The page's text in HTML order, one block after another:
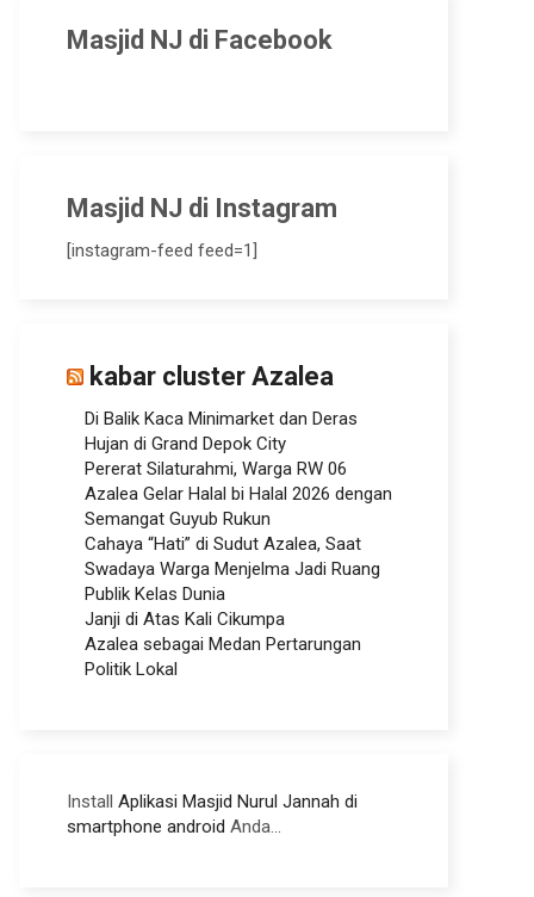
Masjid NJ di Facebook
Masjid NJ di Instagram
[instagram-feed feed=1]
kabar cluster Azalea
Di Balik Kaca Minimarket dan Deras
Hujan di Grand Depok City
Pererat Silaturahmi, Warga RW 06
Azalea Gelar Halal bi Halal 2026 dengan
Semangat Guyub Rukun
Cahaya “Hati” di Sudut Azalea, Saat
Swadaya Warga Menjelma Jadi Ruang
Publik Kelas Dunia
Janji di Atas Kali Cikumpa
Azalea sebagai Medan Pertarungan
Politik Lokal
Install Aplikasi Masjid Nurul Jannah di
smartphone android Anda...